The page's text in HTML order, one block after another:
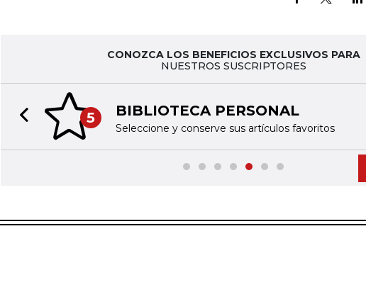
CONOZCA LOS BENEFICIOS EXCLUSIVOS PARA
NUESTROS SUSCRIPTORES
5 BIBLIOTECA PERSONAL
Seleccione y conserve sus artículos favoritos
Previous slide